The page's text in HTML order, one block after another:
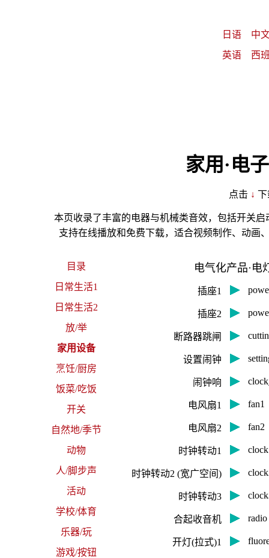
日语
中
英语
西
家用·电
点击 ↓ 下
本页收录了丰富的电器与机械类音效，包括开关
支持在线播放和免费下载，适合视频制作、动画
目录
日常生活1
日常生活2
放/举
家用设备
烹饪/厨房
饭菜/吃饭
开关
自然地/季节
动物
人/脚步声
活动
学校/体育
乐器/玩
游戏/按钮
电气化产品·电
插座1
插座2
断路器跳闸
设置闹钟
闹钟响
电风扇1
电风扇2
时钟转动1
时钟转动2 (宽广空间)
时钟转动3
合起收音机
开灯(拉式)1